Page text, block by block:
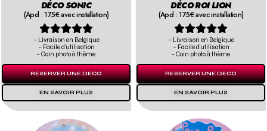
DÉCO SONIC
(Apd : 175€ avec installation)

– Livraison en Belgique
– Facile d’utilisation
– Coin photo à thème
RESERVER UNE DECO
EN SAVOIR PLUS
DÉCO ROI LION
(Apd : 175€ avec installation)

– Livraison en Belgique
– Facile d’utilisation
– Coin photo à thème
RESERVER UNE DECO
EN SAVOIR PLUS